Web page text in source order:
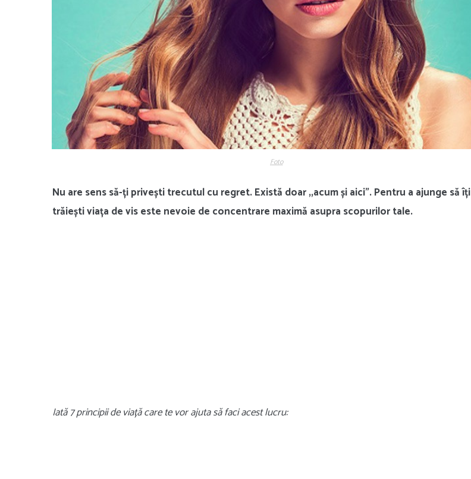
Foto
Nu are sens să-ți privești trecutul cu regret. Există doar ,,acum și aici”. Pentru a ajunge să îți
trăiești viața de vis este nevoie de concentrare maximă asupra scopurilor tale.
Iată 7 principii de viață care te vor ajuta să faci acest lucru: